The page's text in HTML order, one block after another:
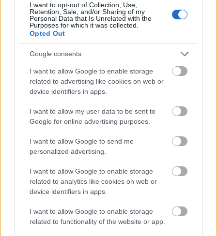
I want to opt-out of Collection, Use,
Retention, Sale, and/or Sharing of my
Personal Data that Is Unrelated with the
Purposes for which it was collected.
Opted Out
Google consents
I want to allow Google to enable storage
related to advertising like cookies on web or
device identifiers in apps.
I want to allow my user data to be sent to
Google for online advertising purposes.
I want to allow Google to send me
personalized advertising.
I want to allow Google to enable storage
related to analytics like cookies on web or
device identifiers in apps.
I want to allow Google to enable storage
related to functionality of the website or app.
Σε αφήγηση του Ρόμπερτ Ρέντφορντ, το «National Parks
Adventure» σάς ξεναγεί σε τοπία που προκαλούν δέος,
σε ιστορικά μέρη και σε άγριες ερημιές των μεγάλων
τη μαγεία της φύσης.